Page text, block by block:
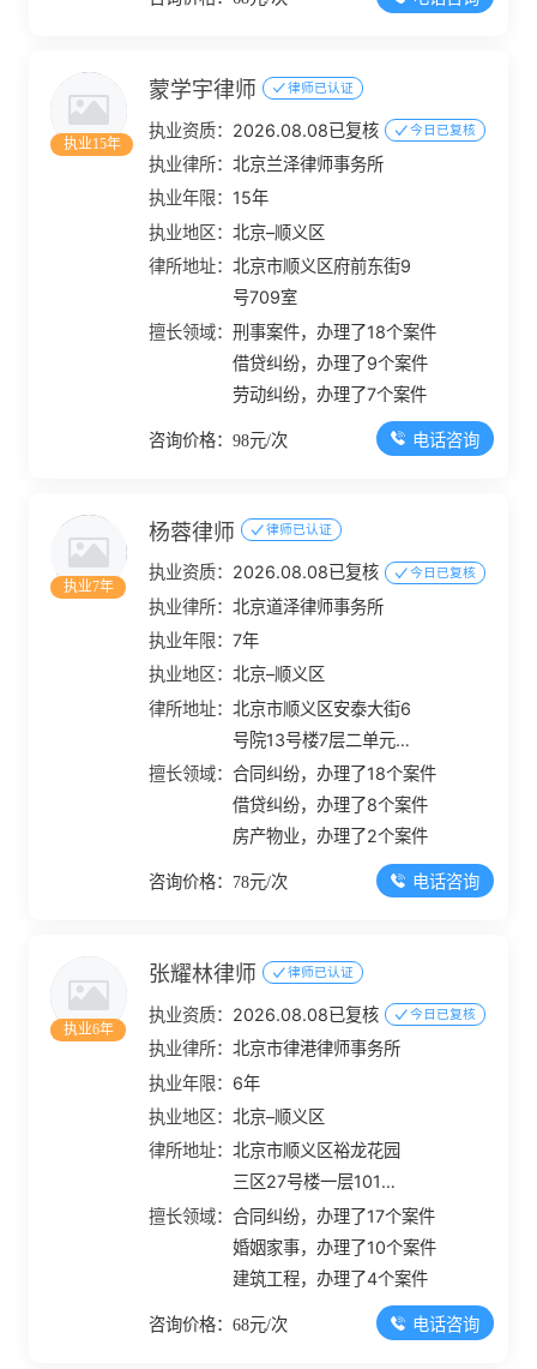
执业15年
蒙学宇律师 律师已认证
执业资质： 2026.08.08已复核 今日已复核
执业律所：北京兰泽律师事务所
执业年限： 15年
执业地区：北京–顺义区
律所地址：北京市顺义区府前东街9
号709室
擅长领域：刑事案件，办理了18个案件
借贷纠纷，办理了9个案件
劳动纠纷，办理了7个案件
咨询价格：98元/次 电话咨询
执业7年
杨蓉律师 律师已认证
执业资质： 2026.08.08已复核 今日已复核
执业律所：北京道泽律师事务所
执业年限：7年
执业地区：北京–顺义区
律所地址：北京市顺义区安泰大街6
号院13号楼7层二单元
709
擅长领域：合同纠纷，办理了18个案件
借贷纠纷，办理了8个案件
房产物业，办理了2个案件
咨询价格：78元/次 电话咨询
执业6年
张耀林律师 律师已认证
执业资质： 2026.08.08已复核 今日已复核
执业律所：北京市律港律师事务所
执业年限： 6年
执业地区：北京–顺义区
律所地址：北京市顺义区裕龙花园
三区27号楼一层101内
20室
擅长领域：合同纠纷，办理了17个案件
婚姻家事，办理了10个案件
建筑工程，办理了4个案件
咨询价格：68元/次 电话咨询